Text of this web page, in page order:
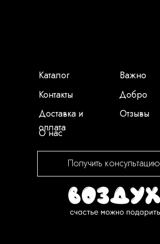
Каталог
Контакты
Доставка и
оплата
О нас
Важно
Добро
Отзывы
Получить консультацию